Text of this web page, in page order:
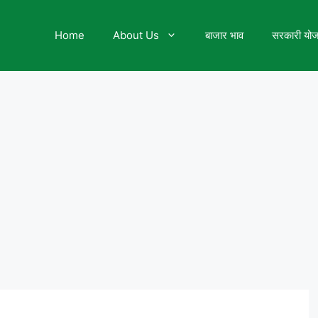
Home About Us बाजार भाव सरकारी